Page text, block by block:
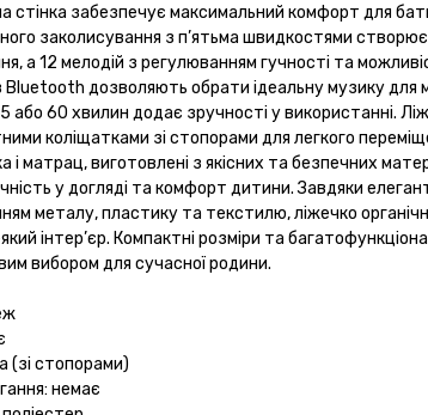
стінка забезпечує максимальний комфорт для
заколисування з п’ятьма швидкостями створює
а 12 мелодій з регулюванням гучності та
Bluetooth дозволяють обрати ідеальну музику для
або 60 хвилин додає зручності у використанні.
коліщатками зі стопорами для легкого
і матрац, виготовлені з якісних та безпечних
у догляді та комфорт дитини. Завдяки
металу, пластику та текстилю, ліжечко
інтер’єр. Компактні розміри та
вибором для сучасної родини.
(зі стопорами)
немає